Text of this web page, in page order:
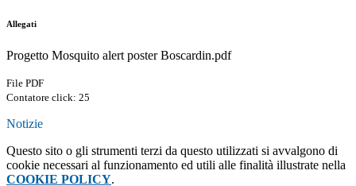
Allegati
Progetto Mosquito alert poster Boscardin.pdf
File PDF
Contatore click: 25
Notizie
Questo sito o gli strumenti terzi da questo utilizzati si avvalgono di
cookie necessari al funzionamento ed utili alle finalità illustrate nella
COOKIE POLICY.